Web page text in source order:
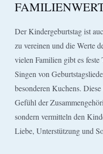
Der Kindergeburtstag ist
zu vereinen und die Werte
vielen Familien gibt es
Singen von
besonderen Kuchens.
Gefühl der
sondern vermitteln den
Liebe, Unterstützung und